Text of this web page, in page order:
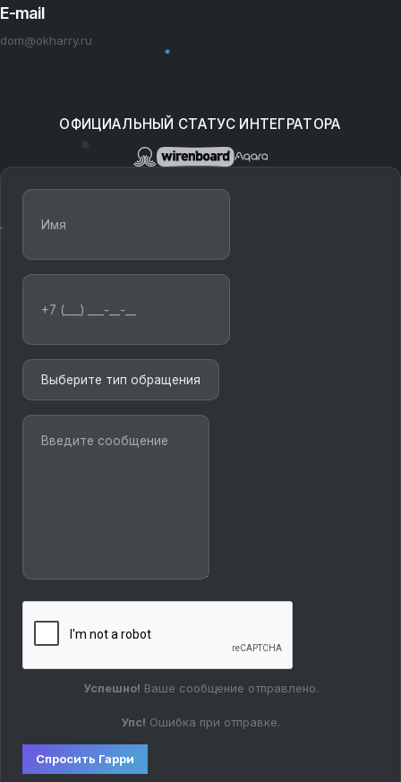
E-mail
dom@okharry.ru
ОФИЦИАЛЬНЫЙ СТАТУС ИНТЕГРАТОРА
Успешно! Ваше сообщение отправлено.
Упс! Ошибка при отправке.
Спросить Гарри